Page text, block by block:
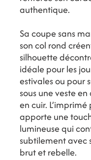
authentique.
Sa coupe sans
son col rond
silhouette
idéale pour les
estivales ou pour
sous une veste
en cuir.
apporte une
lumineuse qui
subtilement avec
brut et rebelle.